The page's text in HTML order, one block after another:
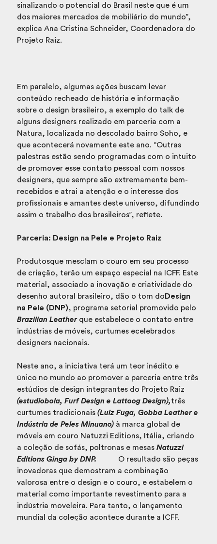
sinalizando o potencial do Brasil neste que é um
dos maiores mercados de mobiliário do mundo”,
explica Ana Cristina Schneider, Coordenadora do
Projeto Raiz.
Em paralelo, algumas ações buscam levar
conteúdo recheado de história e informação
sobre o design brasileiro, a exemplo do talk de
alguns designers realizado em parceria com a
Natura, localizada no descolado bairro Soho, e
que acontecerá novamente este ano. “Outras
palestras estão sendo programadas com o intuito
de promover esse contato pessoal com nossos
designers, que sempre são extremamente bem-
recebidos e atrai a atenção e o interesse dos
profissionais e amantes deste universo, difundindo
assim o trabalho dos brasileiros”, reflete.
Parceria: Design na Pele e Projeto Raiz
Produtosque mesclam o couro em seu processo
de criação, terão um espaço especial na ICFF. Este
material, associado a inovação e criatividade do
desenho autoral brasileiro, dão o tom do Design
na Pele (DNP), programa setorial promovido pelo
Brazilian Leatherque estabelece o contato entre
indústrias de móveis, curtumes ecelebrados
designers nacionais.
Neste ano, a iniciativa terá um teor inédito e
único no mundo ao promover a parceria entre três
estúdios de design integrantes do Projeto Raiz
(estudiobola, Furf Design e Lattoog Design),três
curtumes tradicionais(Luiz Fuga, Gobba Leather e
Indústria de Peles Minuano) à marca global de
móveis em couro Natuzzi Editions, Itália, criando
a coleção de sofás, poltronas e mesasNatuzzi
Editions Ginga by DNP.
O resultado são peças
inovadoras que demostram a combinação
valorosa entre o design e o couro, e estabelem o
material como importante revestimento para a
indústria moveleira. Para tanto, o lançamento
mundial da coleção acontece durante a ICFF.